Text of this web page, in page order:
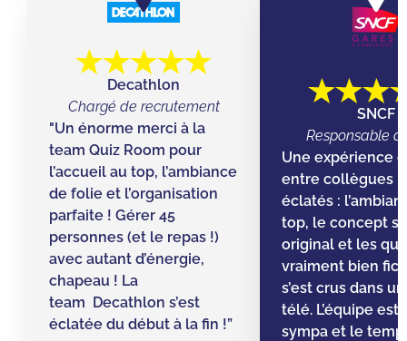
Decathlon
Chargé de recrutement
"Un énorme merci à la
team Quiz Room pour
l’accueil au top, l’ambiance
de folie et l’organisation
parfaite ! Gérer 45
personnes (et le repas !)
avec autant d’énergie,
chapeau ! La
team Decathlon s’est
éclatée du début à la fin !”
SNCF
Responsable
Une expérience
entre collègues !
éclatés :
top, le concept
original et les
vraiment bien
s’est crus dans
télé. L’équipe est
sympa et le